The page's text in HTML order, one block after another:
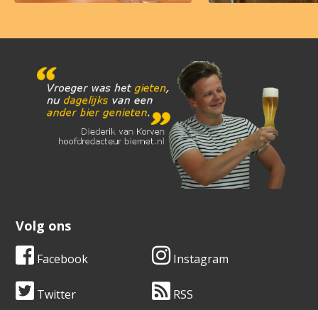
Volg ons
Facebook Instagram
Twitter RSS